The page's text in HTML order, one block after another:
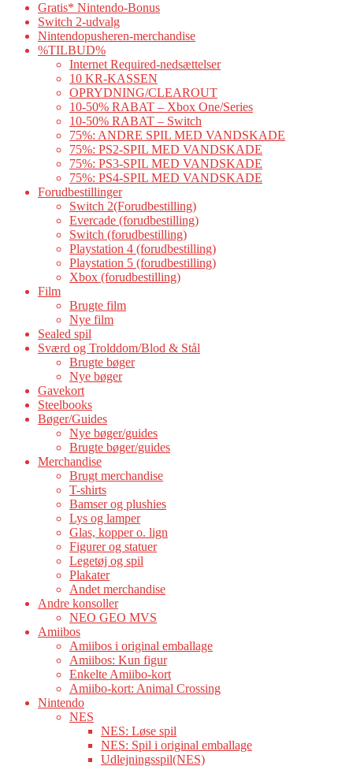
Gratis* Nintendo-Bonus
Switch 2-udvalg
Nintendopusheren-merchandise
%TILBUD%
Internet Required-nedsættelser
10 KR-KASSEN
OPRYDNING/CLEAROUT
10-50% RABAT – Xbox One/Series
10-50% RABAT – Switch
75%: ANDRE SPIL MED VANDSKADE
75%: PS2-SPIL MED VANDSKADE
75%: PS3-SPIL MED VANDSKADE
75%: PS4-SPIL MED VANDSKADE
Forudbestillinger
Switch 2(Forudbestilling)
Evercade (forudbestilling)
Switch (forudbestilling)
Playstation 4 (forudbestilling)
Playstation 5 (forudbestilling)
Xbox (forudbestilling)
Film
Brugte film
Nye film
Sealed spil
Sværd og Trolddom/Blod & Stål
Brugte bøger
Nye bøger
Gavekort
Steelbooks
Bøger/Guides
Nye bøger/guides
Brugte bøger/guides
Merchandise
Brugt merchandise
T-shirts
Bamser og plushies
Lys og lamper
Glas, kopper o. lign
Figurer og statuer
Legetøj og spil
Plakater
Andet merchandise
Andre konsoller
NEO GEO MVS
Amiibos
Amiibos i original emballage
Amiibos: Kun figur
Enkelte Amiibo-kort
Amiibo-kort: Animal Crossing
Nintendo
NES
NES: Løse spil
NES: Spil i original emballage
Udlejningsspil(NES)